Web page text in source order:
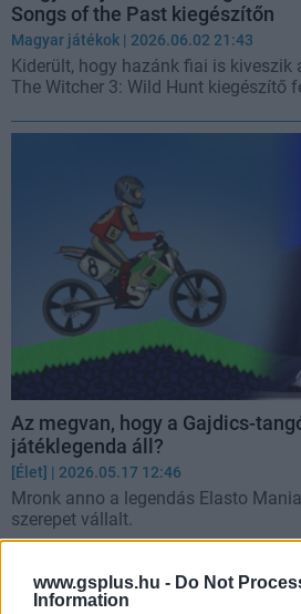
www.gsplus.hu - Do Not
Information
Songs of the Past kiegészítőn
Magyar játékok | 2026.06.02 21:43
Kiderült, hogy hazánk fiai is kiveszik
The Witcher 3: Wild Hunt kiegészítő
Az megvan, hogy a Gajdics-
játéklegenda áll?
[Élet] | 2026.05.17 12:46
Mronk anno a legendás Elasto
szerepet vállalt.